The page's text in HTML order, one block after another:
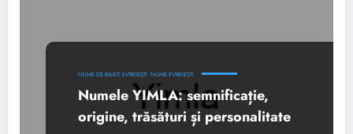
NUME DE BAIETI EVREIEȘTI NUME EVREIEȘTI
Numele YIMLA: semnificație,
origine, trăsături și personalitate